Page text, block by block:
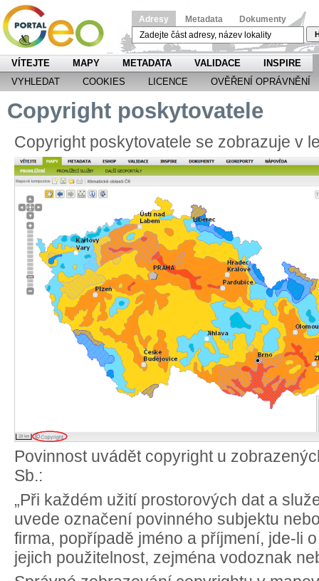
Adresy Metadata Dokumenty
VÍTEJTE MAPY METADATA VALIDACE
INSPIRE
VYHLEDAT
COOKIES LICENCE OVĚŘENÍ OPRÁVNĚNÍ
Copyright poskytovatele
Copyright poskytovatele se zobrazuje v
Povinnost uvádět copyright u
Sb.:
„Při každém užití prostorových dat a
uvede označení povinného subjektu
firma, popřípadě jméno a příjmení, jde-li
jejich použitelnost, zejména vodoznak